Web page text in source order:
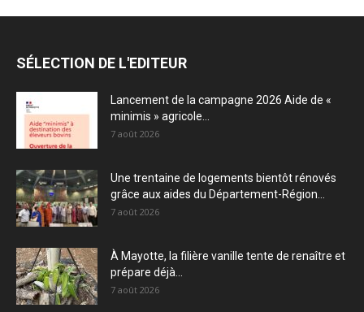
SÉLECTION DE L'EDITEUR
Lancement de la campagne 2026 Aide de «
minimis » agricole...
7 août 2026
Une trentaine de logements bientôt rénovés
grâce aux aides du Département-Région...
7 août 2026
À Mayotte, la filière vanille tente de renaître et
prépare déjà...
7 août 2026